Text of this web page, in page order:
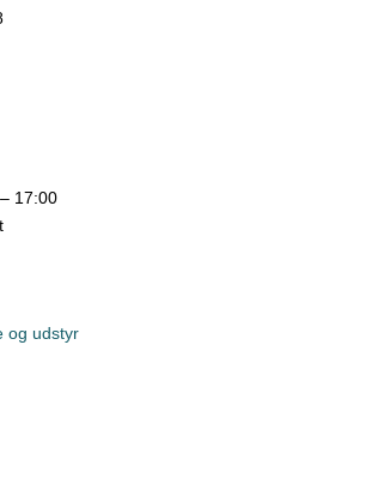
17:00
og udstyr